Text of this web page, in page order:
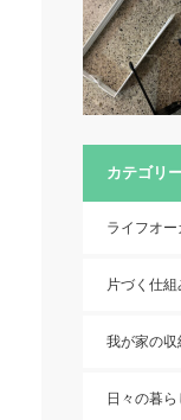
カテゴリ
ライフオ
片づく仕組
我が家の収
日々の暮